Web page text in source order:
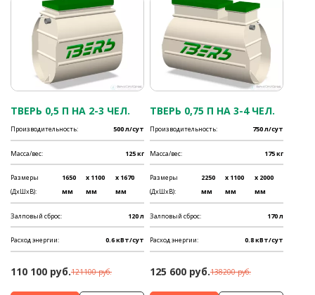
ТВЕРЬ 0,5 П НА 2-3 ЧЕЛ.
Производительность: 500 л/сут
Масса/вес: 125 кг
Размеры
(ДхШхВ):
1650
мм
x 1100
мм
x 1670
мм
Залповый сброс: 120 л
Расход энергии: 0.6 кВт/сут
110 100 руб.121100 руб.
ТВЕРЬ 0,75 П НА 3-4 ЧЕЛ.
Производительность: 750 л/сут
Масса/вес: 175 кг
Размеры
(ДхШхВ):
2250
мм
x 1100
мм
x 2000
мм
Залповый сброс: 170 л
Расход энергии: 0.8 кВт/сут
125 600 руб.138200 руб.